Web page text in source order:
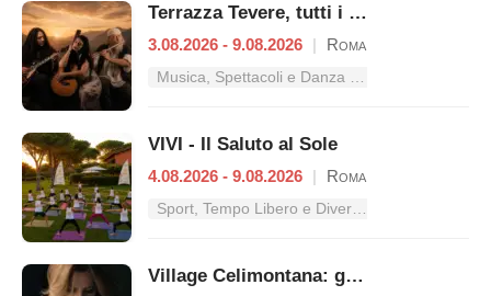
Terrazza Tevere, tutti i concerti dal 3 al 9 agosto
3.08.2026 - 9.08.2026 | Roma
VIVI - Il Saluto al Sole
4.08.2026 - 9.08.2026 | Roma
Village Celimontana: gli appuntamenti dal 3 al 9 agosto